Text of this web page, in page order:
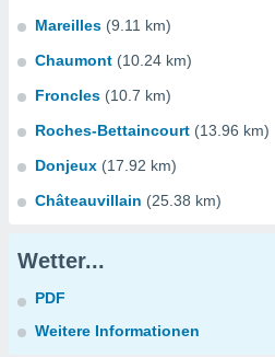
Mareilles (9.11 km)
Chaumont (10.24 km)
Froncles (10.7 km)
Roches-Bettaincourt (13.96 km)
Donjeux (17.92 km)
Châteauvillain (25.38 km)
Wetter...
PDF
Weitere Informationen